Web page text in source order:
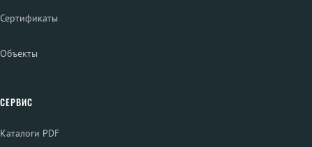
Сертификаты
Объекты
СЕРВИС
Каталоги PDF